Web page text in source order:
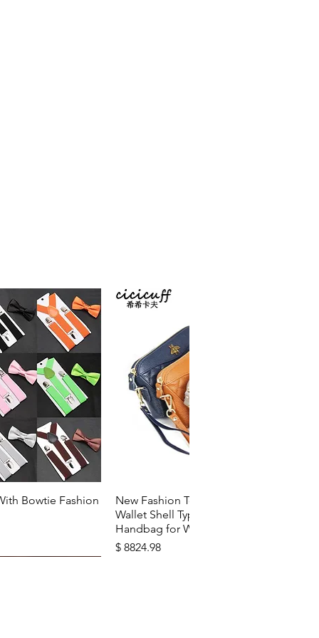
rapideBowtie Fashion
Aperçu rapide
New Fashion Top Layer Cowhide
Wallet Shell Type Soft Zipper
Handbag for Woman
Prix
$ 8824.98